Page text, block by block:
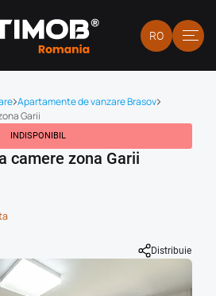
RO
Apartamente de vanzare Brasov
Garii
INDISPONIBIL
camere zona Garii
Distribuie